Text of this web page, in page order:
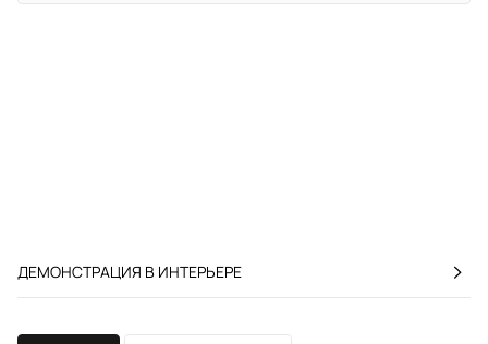
ДЕМОНСТРАЦИЯ В ИНТЕРЬЕРЕ